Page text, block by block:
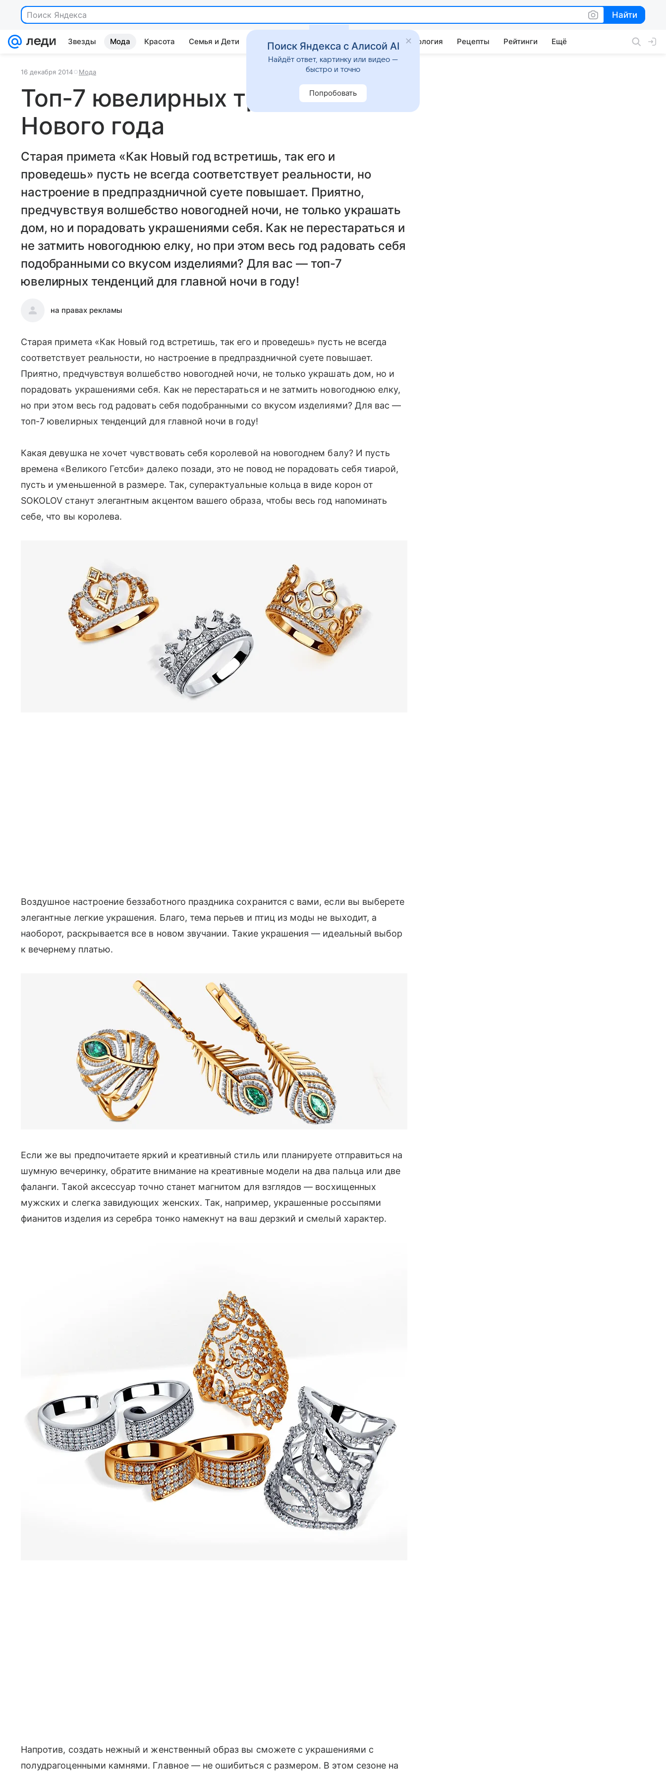
Поиск Яндекса Найти
Найти
Звезды Мода Красота Семья и Дети Дом Гороскопы Стиль жизни Психология Рецепты Рейтинги Ещё
16 декабря 2014 Мода
Топ-7 ювелирных трендов
Нового года
Старая примета «Как Новый год встретишь, так его и
проведешь» пусть не всегда соответствует реальности, но
настроение в предпраздничной суете повышает. Приятно,
предчувствуя волшебство новогодней ночи, не только украшать
дом, но и порадовать украшениями себя. Как не перестараться и
не затмить новогоднюю елку, но при этом весь год радовать себя
подобранными со вкусом изделиями? Для вас — топ-7
ювелирных тенденций для главной ночи в году!
на правах рекламы
Старая примета «Как Новый год встретишь, так его и проведешь» пусть не всегда
соответствует реальности, но настроение в предпраздничной суете повышает.
Приятно, предчувствуя волшебство новогодней ночи, не только украшать дом, но и
порадовать украшениями себя. Как не перестараться и не затмить новогоднюю елку,
но при этом весь год радовать себя подобранными со вкусом изделиями? Для вас —
топ-7 ювелирных тенденций для главной ночи в году!
Какая девушка не хочет чувствовать себя королевой на новогоднем балу? И пусть
времена «Великого Гетсби» далеко позади, это не повод не порадовать себя тиарой,
пусть и уменьшенной в размере. Так, суперактуальные кольца в виде корон от
SOKOLOV станут элегантным акцентом вашего образа, чтобы весь год напоминать
себе, что вы королева.
Воздушное настроение беззаботного праздника сохранится с вами, если вы выберете
элегантные легкие украшения. Благо, тема перьев и птиц из моды не выходит, а
наоборот, раскрывается все в новом звучании. Такие украшения — идеальный выбор
к вечернему платью.
Если же вы предпочитаете яркий и креативный стиль или планируете отправиться на
шумную вечеринку, обратите внимание на креативные модели на два пальца или две
фаланги. Такой аксессуар точно станет магнитом для взглядов — восхищенных
мужских и слегка завидующих женских. Так, например, украшенные россыпями
фианитов изделия из серебра тонко намекнут на ваш дерзкий и смелый характер.
Напротив, создать нежный и женственный образ вы сможете с украшениями с
полудрагоценными камнями. Главное — не ошибиться с размером. В этом сезоне на
Поиск Яндекса с Алисой AI
Найдёт ответ, картинку или видео —
быстро и точно
Попробовать